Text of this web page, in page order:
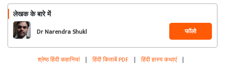
लेखक के बारे में
Dr Narendra Shukl फॉलो
श्रेष्ठ हिंदी कहानियां | हिंदी किताबें PDF | हिंदी हास्य कथाएं |